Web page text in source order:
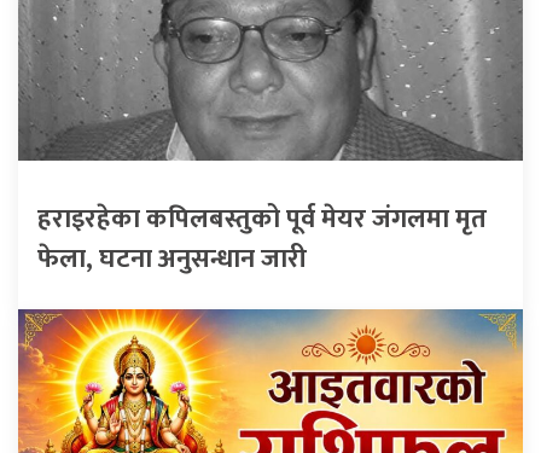
हराइरहेका कपिलबस्तुको पूर्व मेयर जंगलमा मृत
फेला, घटना अनुसन्धान जारी